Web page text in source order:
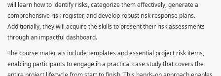
will learn how to identify risks, categorize them effectively, generate a
comprehensive risk register, and develop robust risk response plans.
Additionally, they will acquire the skills to present their risk assessments
through an impactful dashboard.
The course materials include templates and essential project risk items,
enabling participants to engage in a practical case study that covers the